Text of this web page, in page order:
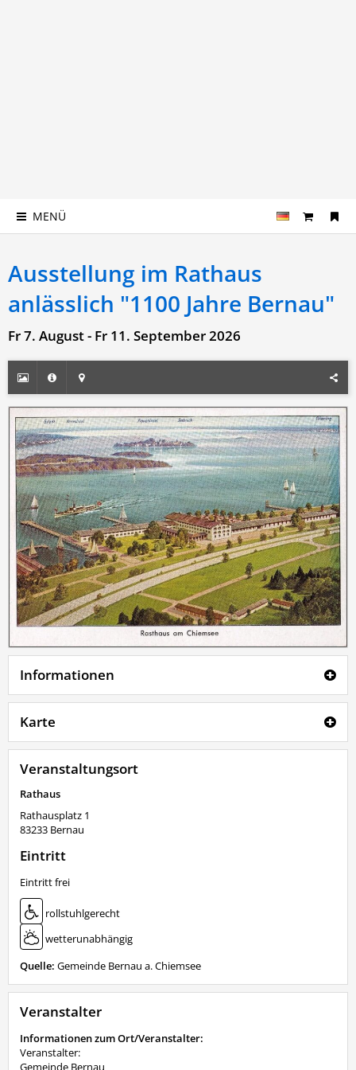
MENÜ
Ausstellung im Rathaus
anlässlich "1100 Jahre Bernau"
Fr 7. August - Fr 11. September 2026
Informationen
Karte
Veranstaltungsort
Rathaus
Rathausplatz 1
83233 Bernau
Eintritt
Eintritt frei
rollstuhlgerecht
wetterunabhängig
Quelle: Gemeinde Bernau a. Chiemsee
Veranstalter
Informationen zum Ort/Veranstalter:
Veranstalter:
Gemeinde Bernau